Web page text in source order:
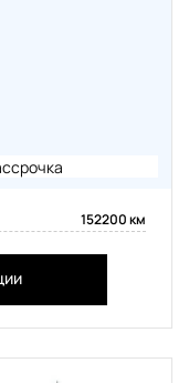
152200 км